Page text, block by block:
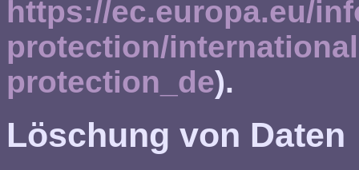
https://ec.europa.eu/
protection/
protection_de).
Löschung von Daten